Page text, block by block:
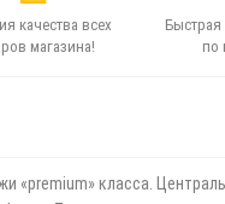
качества всех
магазина!
Быстрая
по
«premium» класса.